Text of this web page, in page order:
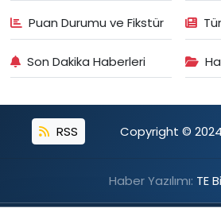
Puan Durumu ve Fikstür
Son Dakika Haberleri
RSS Copyright © 2024.
Haber Yazılımı: TE